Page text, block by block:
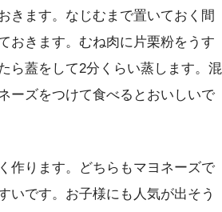
きます。なじむまで置いておく間
おきます。むね肉に片栗粉をうす
ら蓋をして2分くらい蒸します。混
ーズをつけて食べるとおいしいで
作ります。どちらもマヨネーズで
いです。お子様にも人気が出そう